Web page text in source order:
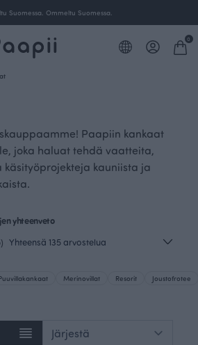
yli 100 € tilauksille Suomessa.
0
Paapiin kankaat
joka haluat tehdä vaatteita,
käsityöprojekteja kauniista ja
yhteenveto
Yhteensä 135 arvostelua
Merinovillat Resorit Joustofrotee